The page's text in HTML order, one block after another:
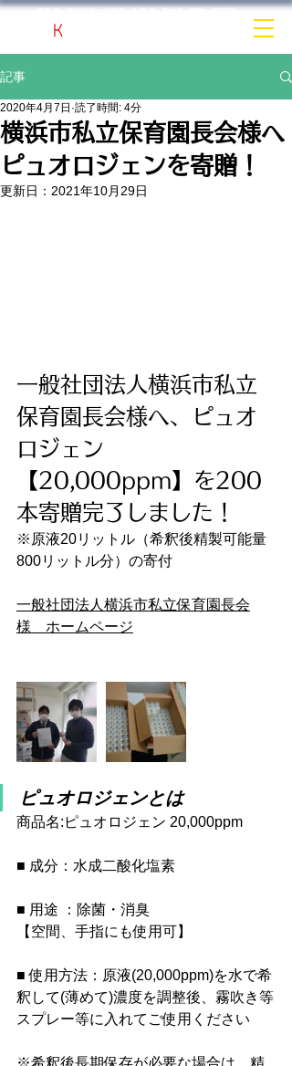
記事
横浜市私立保育園長会様へ
ピュオロジェンを寄贈！
2020年4月7日 読了時間: 4分
更新日： 2021年10月29日
一般社団法人横浜市私立
保育園長会様へ、ピュオ
ロジェン
【20,000ppm】を200
本寄贈完了しました！
※原液20リットル（希釈後精製可能量
800リットル分）の寄付
一般社団法人横浜市私立保育園長会
様　ホームページ
ピュオロジェンとは
商品名:ピュオロジェン 20,000ppm
■ 成分：水成二酸化塩素
■ 用途 ：除菌・消臭
【空間、手指にも使用可】
■ 使用方法：原液(20,000ppm)を水で希
釈して(薄めて)濃度を調整後、霧吹き等
スプレー等に入れてご使用ください
※希釈後長期保存が必要な場合は、精